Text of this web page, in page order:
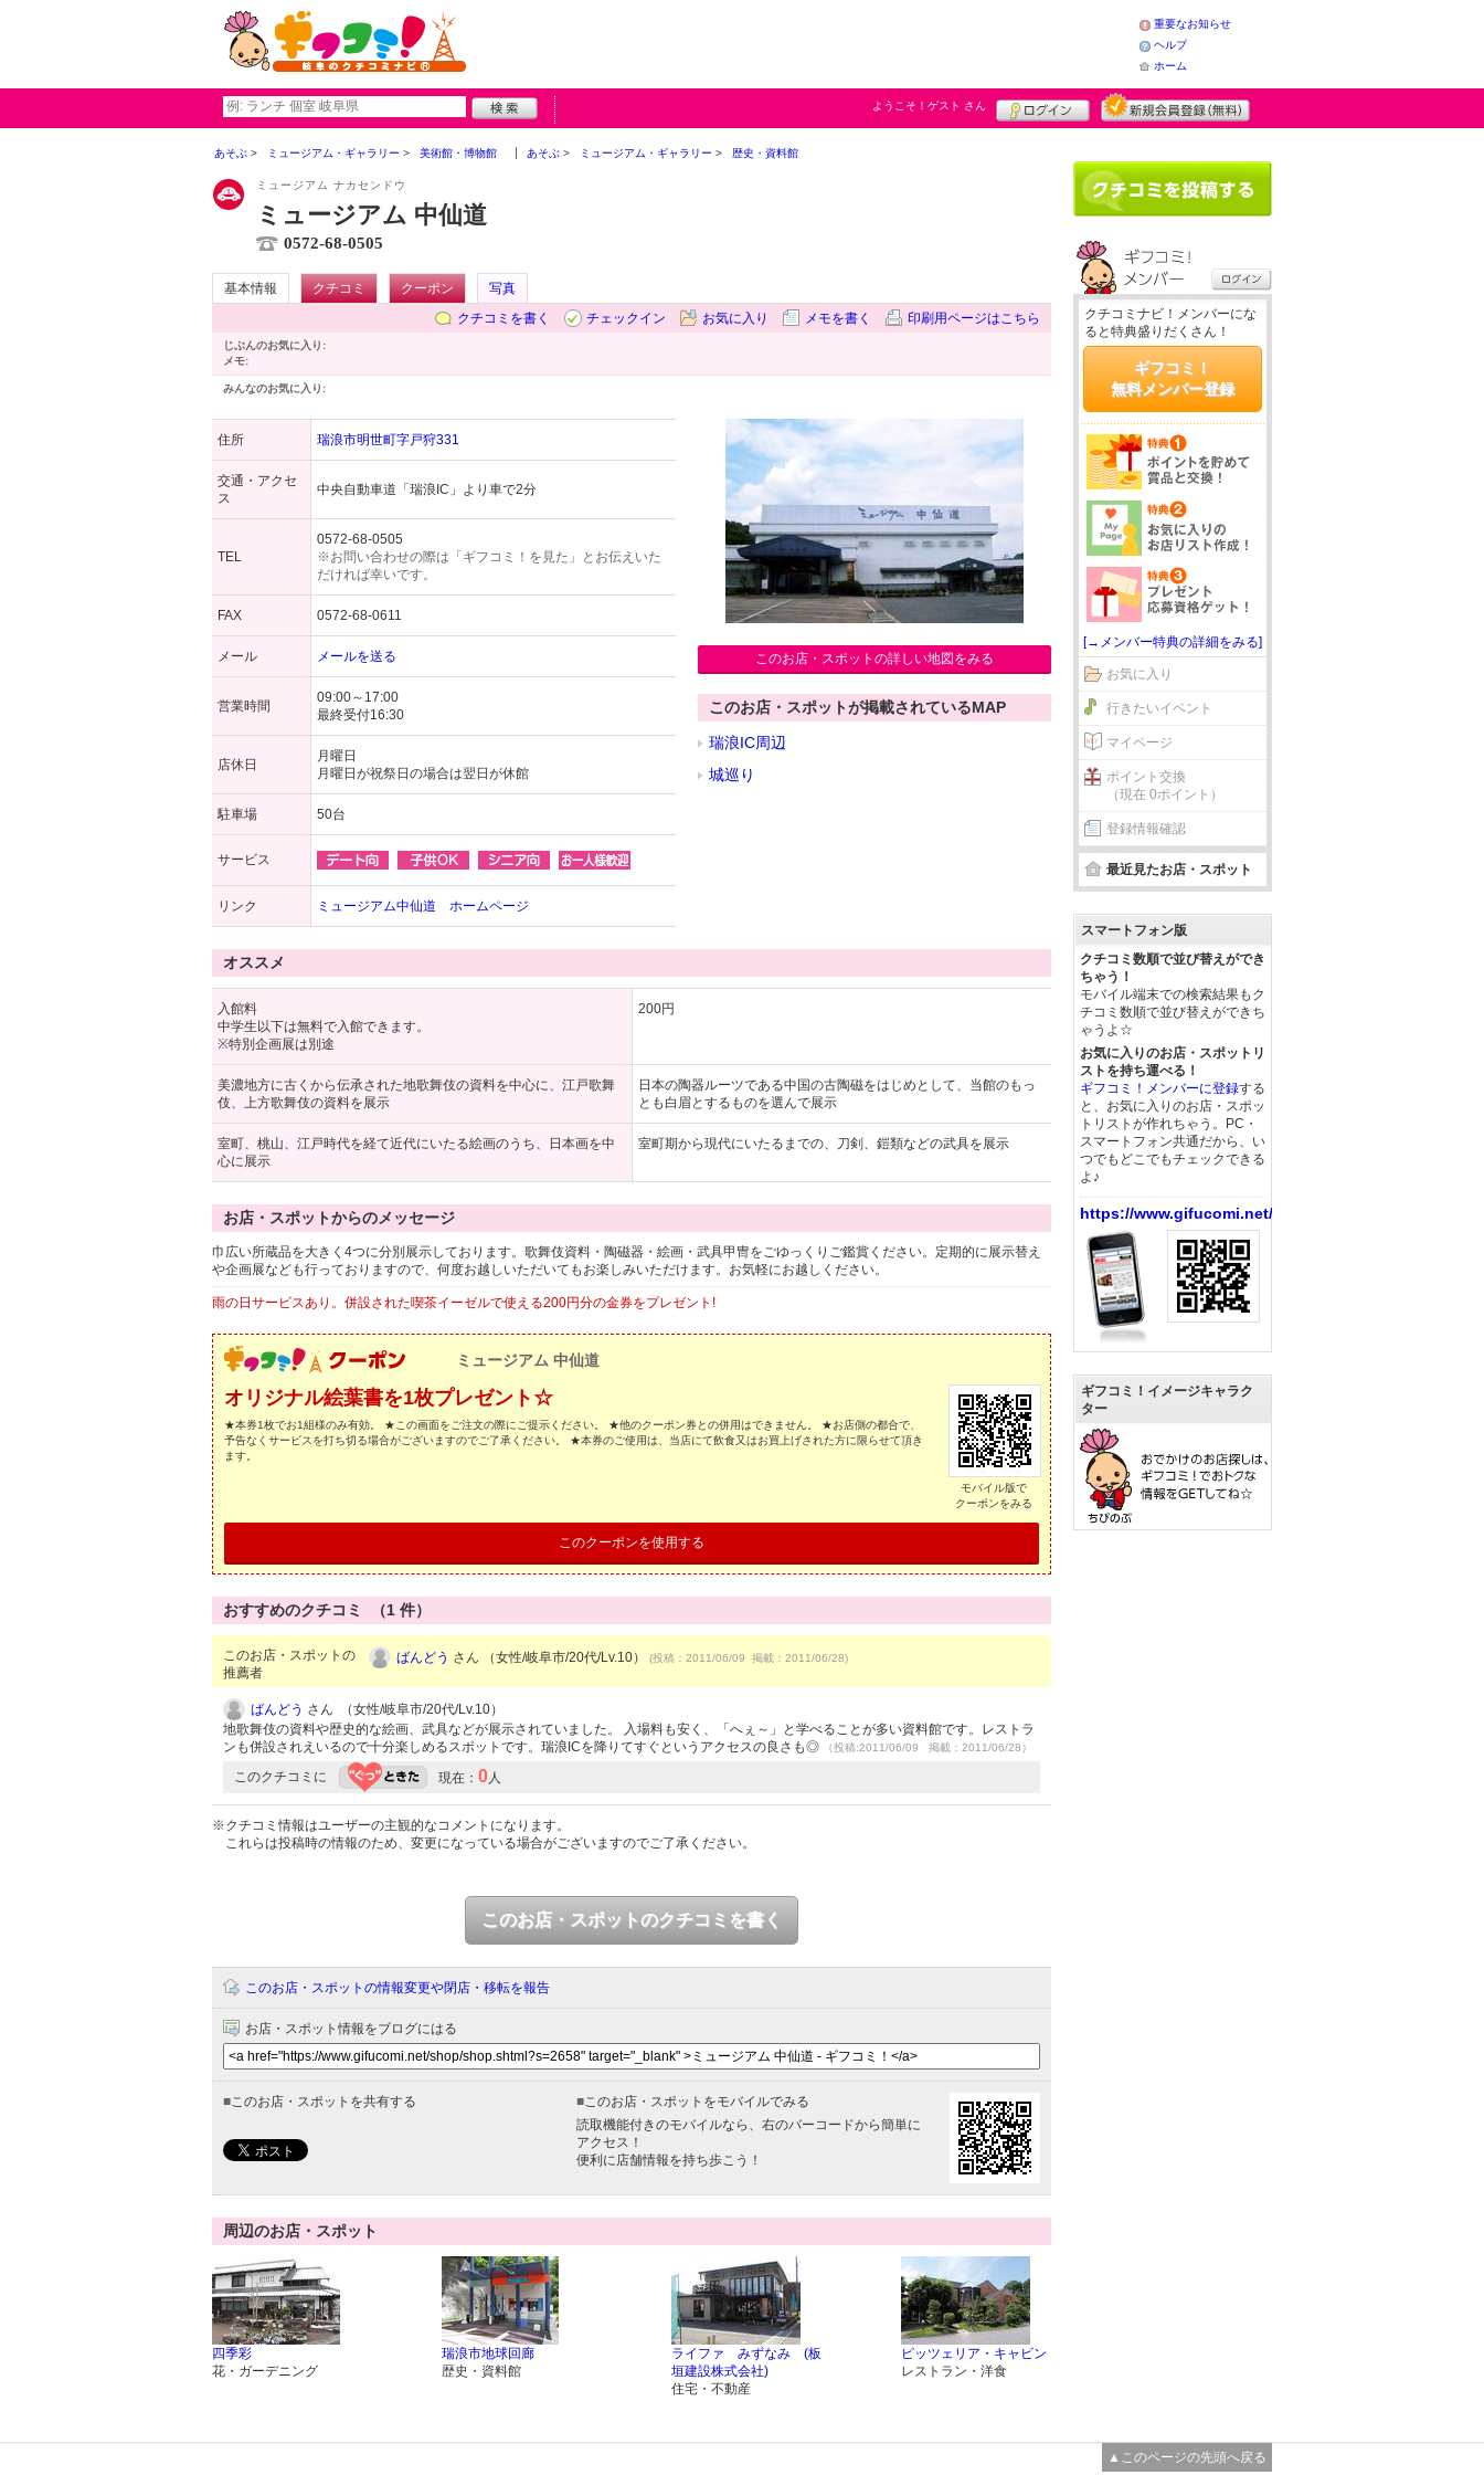
重要なお知らせ
ヘルプ
ホーム
ようこそ！ ゲスト さん
あそぶ ミュージアム・ギャラリー 美術館・博物館 あそぶ ミュージアム・ギャラリー 歴史・資料館
ミュージアム ナカセンドウ
ミュージアム 中仙道
0572-68-0505
基本情報 クチコミ クーポン
写真
クチコミを書く
チェックイン お気に入り メモを書く 印刷用ページはこちら
じぶんのお気に入り:
メモ:
みんなのお気に入り:
住所 瑞浪市明世町字戸狩331
交通・アクセ
ス
中央自動車道「瑞浪IC」より車で2分
TEL
0572-68-0505
※お問い合わせの際は「ギフコミ！を見た」とお伝えいた
だければ幸いです。
FAX 0572-68-0611
メール メールを送る
営業時間
09:00～17:00
最終受付16:30
店休日
月曜日
月曜日が祝祭日の場合は翌日が休館
駐車場 50台
サービス
リンク ミュージアム中仙道 ホームページ
このお店・スポットの詳しい地図をみる
このお店・スポットが掲載されているMAP
瑞浪IC周辺
城巡り
オススメ
入館料
中学生以下は無料で入館できます。
※特別企画展は別途
200円
美濃地方に古くから伝承された地歌舞伎の資料を中心に、江戸歌舞
伎、上方歌舞伎の資料を展示
日本の陶器ルーツである中国の古陶磁をはじめとして、当館のもっ
とも白眉とするものを選んで展示
室町、桃山、江戸時代を経て近代にいたる絵画のうち、日本画を中
心に展示
室町期から現代にいたるまでの、刀剣、鎧類などの武具を展示
お店・スポットからのメッセージ
巾広い所蔵品を大きく4つに分別展示しております。歌舞伎資料・陶磁器・絵画・武具甲冑をごゆっくりご鑑賞ください。定期的に展示替え
や企画展なども行っておりますので、何度お越しいただいてもお楽しみいただけます。お気軽にお越しください。
雨の日サービスあり。併設された喫茶イーゼルで使える200円分の金券をプレゼント!
ミュージアム 中仙道
オリジナル絵葉書を1枚プレゼント☆
★本券1枚でお1組様のみ有効。 ★この画面をご注文の際にご提示ください。 ★他のクーポン券との併用はできません。 ★お店側の都合で、
予告なくサービスを打ち切る場合がございますのでご了承ください。 ★本券のご使用は、当店にて飲食又はお買上げされた方に限らせて頂き
ます。
モバイル版で
クーポンをみる
このクーポンを使用する
おすすめのクチコミ （1 件）
このお店・スポットの
推薦者
ばんどう さん （女性/岐阜市/20代/Lv.10） (投稿：2011/06/09 掲載：2011/06/28)
ばんどう さん （女性/岐阜市/20代/Lv.10）
地歌舞伎の資料や歴史的な絵画、武具などが展示されていました。 入場料も安く、「へぇ～」と学べることが多い資料館です。レストラ
ンも併設されえいるので十分楽しめるスポットです。瑞浪ICを降りてすぐというアクセスの良さも◎
（投稿:2011/06/09 掲載：2011/06/28）
このクチコミに 現在： 0人
※クチコミ情報はユーザーの主観的なコメントになります。
これらは投稿時の情報のため、変更になっている場合がございますのでご了承ください。
このお店・スポットのクチコミを書く
このお店・スポットの情報変更や閉店・移転を報告
お店・スポット情報をブログにはる
■このお店・スポットを共有する ■このお店・スポットをモバイルでみる
読取機能付きのモバイルなら、右のバーコードから簡単に
アクセス！
便利に店舗情報を持ち歩こう！
周辺のお店・スポット
四季彩
花・ガーデニング
瑞浪市地球回廊
歴史・資料館
ライファ みずなみ (板
垣建設株式会社)
住宅・不動産
ピッツェリア・キャビン
レストラン・洋食
クチコミナビ！メンバーにな
ると特典盛りだくさん！
ギフコミ！
無料メンバー登録
[→メンバー特典の詳細をみる]
お気に入り
行きたいイベント
マイページ
ポイント交換
（現在 0ポイント）
登録情報確認
最近見たお店・スポット
スマートフォン版
クチコミ数順で並び替えができ
ちゃう！
モバイル端末での検索結果もク
チコミ数順で並び替えができち
ゃうよ☆
お気に入りのお店・スポットリ
ストを持ち運べる！
ギフコミ！メンバーに登録する
と、お気に入りのお店・スポッ
トリストが作れちゃう。PC・
スマートフォン共通だから、い
つでもどこでもチェックできる
よ♪
https://www.gifucomi.net/
ギフコミ！イメージキャラク
ター
▲このページの先頭へ戻る